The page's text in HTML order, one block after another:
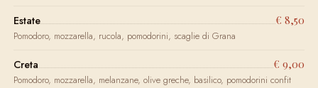
Estate € 8,50
Pomodoro, mozzarella, rucola, pomodorini, scaglie di Grana
Creta € 9,00
Pomodoro, mozzarella, melanzane, olive greche, basilico, pomodorini confit